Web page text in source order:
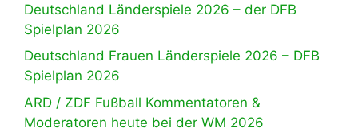
Deutschland Länderspiele 2026 – der DFB
Spielplan 2026
Deutschland Frauen Länderspiele 2026 – DFB
Spielplan 2026
ARD / ZDF Fußball Kommentatoren &
Moderatoren heute bei der WM 2026